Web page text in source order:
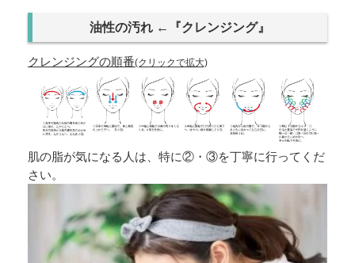
油性の汚れ ←『クレンジング』
クレンジングの順番(クリックで拡大)
肌の脂が気になる人は、特に②・③を丁寧に行ってくだ
さい。